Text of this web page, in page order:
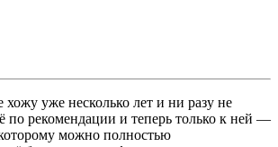
уже несколько лет и ни разу не
по рекомендации и теперь только к ней —
можно полностью